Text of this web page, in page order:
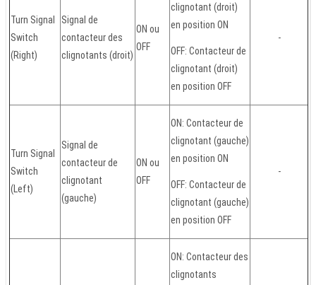
Turn Signal
Switch
(Right)
Signal de
contacteur des
clignotants (droit)
ON ou
OFF
clignotant (droit)
en position ON
OFF: Contacteur de
clignotant (droit)
en position OFF
-
Turn Signal
Switch
(Left)
Signal de
contacteur de
clignotant
(gauche)
ON ou
OFF
ON: Contacteur de
clignotant (gauche)
en position ON
OFF: Contacteur de
clignotant (gauche)
en position OFF
-
ON: Contacteur des
clignotants